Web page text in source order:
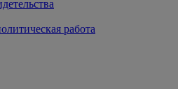
работа